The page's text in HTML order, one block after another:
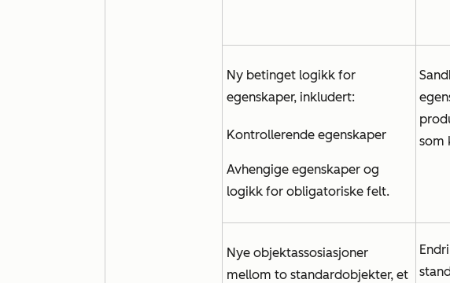
Ny betinget logikk for
egenskaper, inkludert:
Kontrollerende egenskaper
Avhengige egenskaper og
logikk for obligatoriske felt.
som
Nye objektassosiasjoner
mellom to standardobjekter, et